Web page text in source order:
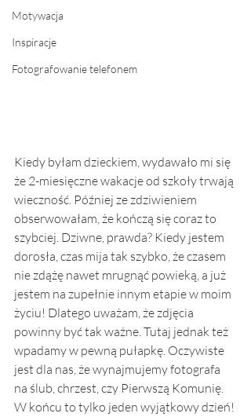
Motywacja
Inspiracje
Fotografowanie telefonem
Kiedy byłam dzieckiem, wydawało mi się
że 2-miesięczne wakacje od szkoły trwają
wieczność. Później ze zdziwieniem
obserwowałam, że kończą się coraz to
szybciej. Dziwne, prawda? Kiedy jestem
dorosła, czas mija tak szybko, że czasem
nie zdążę nawet mrugnąć powieką, a już
jestem na zupełnie innym etapie w moim
życiu! Dlatego uważam, że zdjęcia
powinny być tak ważne. Tutaj jednak też
wpadamy w pewną pułapkę. Oczywiste
jest dla nas, że wynajmujemy fotografa
na ślub, chrzest, czy Pierwszą Komunię.
W końcu to tylko jeden wyjątkowy dzień!